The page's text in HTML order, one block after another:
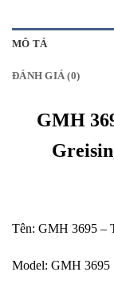
MÔ TẢ
ĐÁNH GIÁ (0)
GMH
Tên: GMH 3695 –
Model: GMH 3695